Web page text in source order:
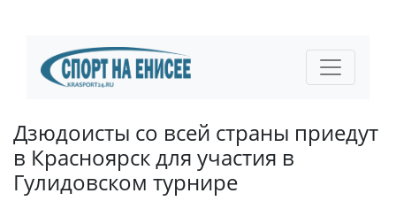
Дзюдоисты со всей страны приедут
в Красноярск для участия в
Гулидовском турнире